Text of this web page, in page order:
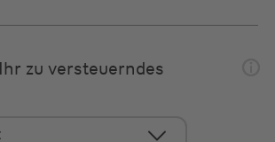
zu versteuerndes